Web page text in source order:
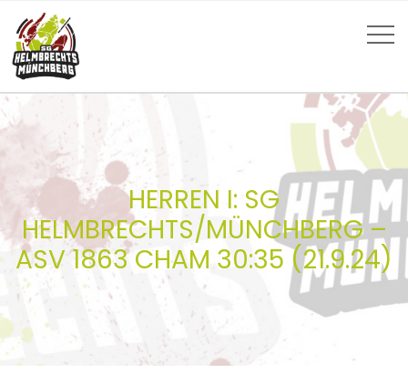
HERREN I: SG
HELMBRECHTS/MÜNCHBERG –
ASV 1863 CHAM 30:35 (21.9.24)